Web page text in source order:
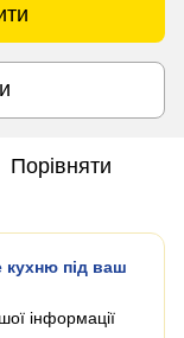
Порівняти
кухню під ваш
інформації